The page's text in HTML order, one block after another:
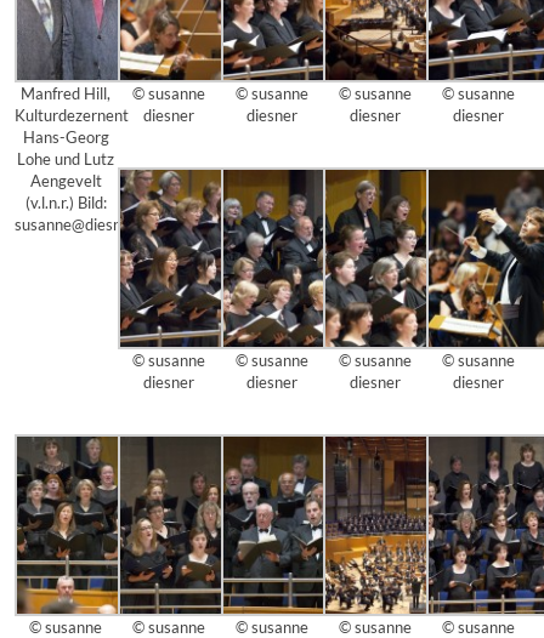
Manfred Hill,
Kulturdezernent
Hans-Georg
Lohe und Lutz
Aengevelt
(v.l.n.r.) Bild:
susanne@diesner
© susanne
diesner
© susanne
diesner
© susanne
diesner
© susanne
diesner
© susanne
diesner
© susanne
diesner
© susanne
diesner
© susanne
diesner
© susanne
© susanne
© susanne
© susanne
© susanne